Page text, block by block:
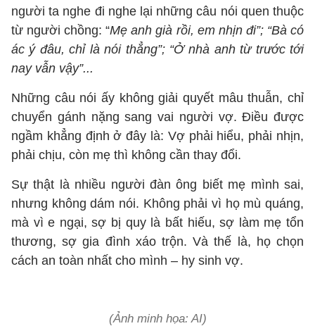
người ta nghe đi nghe lại những câu nói quen thuộc
từ người chồng: “Mẹ anh già rồi, em nhịn đi”; “Bà có
ác ý đâu, chỉ là nói thẳng”; “Ở nhà anh từ trước tới
nay vẫn vậy”...
Những câu nói ấy không giải quyết mâu thuẫn, chỉ
chuyển gánh nặng sang vai người vợ. Điều được
ngầm khẳng định ở đây là: Vợ phải hiểu, phải nhịn,
phải chịu, còn mẹ thì không cần thay đổi.
Sự thật là nhiều người đàn ông biết mẹ mình sai,
nhưng không dám nói. Không phải vì họ mù quáng,
mà vì e ngại, sợ bị quy là bất hiếu, sợ làm mẹ tổn
thương, sợ gia đình xáo trộn. Và thế là, họ chọn
cách an toàn nhất cho mình – hy sinh vợ.
(Ảnh minh họa: AI)